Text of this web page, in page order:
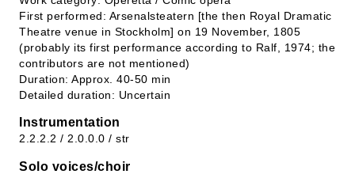
First performed: Arsenalsteatern [the then Royal Dramatic
Theatre venue in Stockholm] on 19 November, 1805
(probably its first performance according to Ralf, 1974; the
contributors are not mentioned)
Duration: Approx. 40-50 min
Detailed duration: Uncertain
Instrumentation
2.2.2.2 / 2.0.0.0 / str
Solo voices/choir